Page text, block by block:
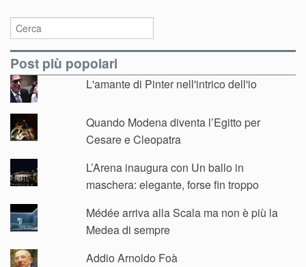
Post più popolari
L'amante di Pinter nell'intrico dell'io
Quando Modena diventa l’Egitto per
Cesare e Cleopatra
L’Arena inaugura con Un ballo in
maschera: elegante, forse fin troppo
Médée arriva alla Scala ma non è più la
Medea di sempre
Addio Arnoldo Foà